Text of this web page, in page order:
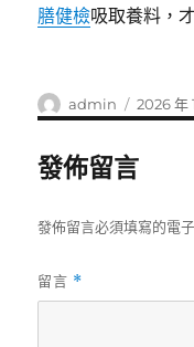
膳健檢吸取養料，
作
者
admin
發
佈
2026 年
發佈留言
發佈留言必須填寫的電
留言 *